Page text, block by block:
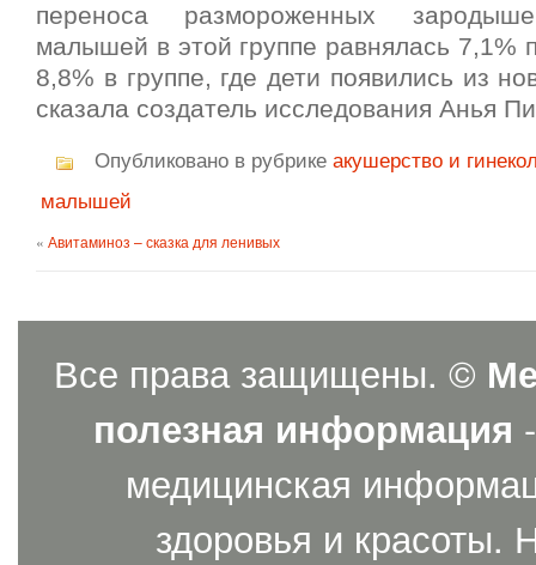
переноса размороженных
малышей в этой группе равнялась 7,1%
8,8% в группе, где дети появились из
сказала создатель исследования Анья
Опубликовано в рубрике акушерство и
малышей
« Авитаминоз – сказка для ленивых
Все права защищены. ©
полезная информация
медицинская
здоровья и красоты.